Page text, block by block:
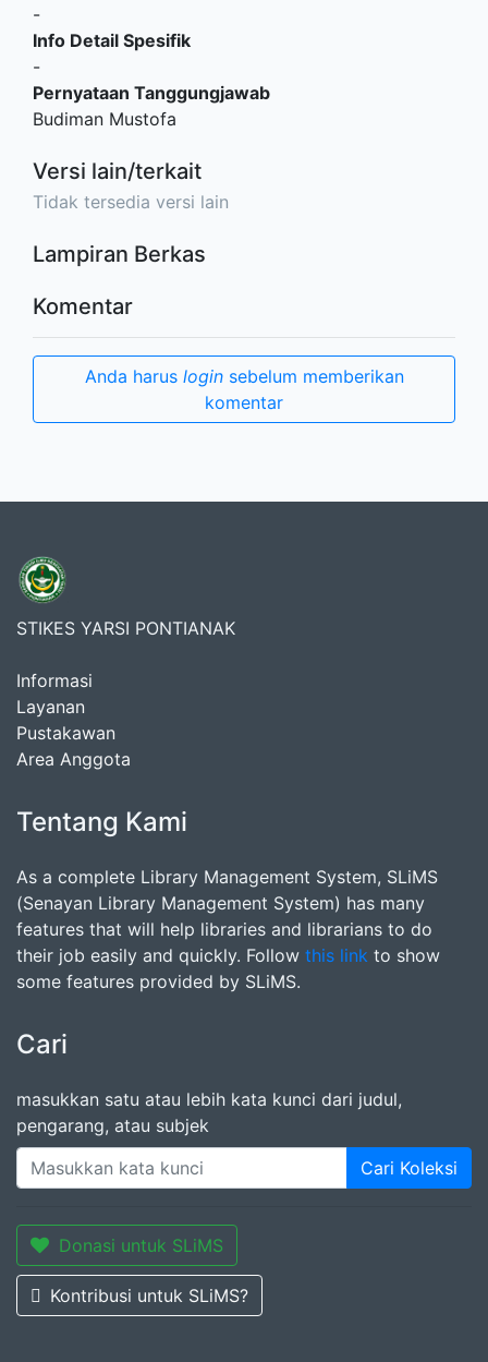
-
Info Detail Spesifik
-
Pernyataan Tanggungjawab
Budiman Mustofa
Versi lain/terkait
Tidak tersedia versi lain
Lampiran Berkas
Komentar
Anda harus loginsebelum memberikan
komentar
STIKES YARSI PONTIANAK
Informasi
Layanan
Pustakawan
Area Anggota
Tentang Kami
As a complete Library Management System, SLiMS
(Senayan Library Management System) has many
features that will help libraries and librarians to do
their job easily and quickly. Follow this link to show
some features provided by SLiMS.
Cari
masukkan satu atau lebih kata kunci dari judul,
pengarang, atau subjek
Cari Koleksi
Donasi untuk SLiMS
Kontribusi untuk SLiMS?